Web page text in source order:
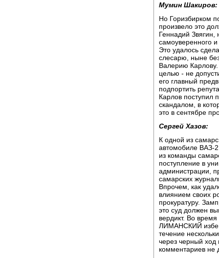
Мумин Шакиров:
Но Горизбирком
произвело это
Геннадий
самоуверенного
Это удалось
слесарю, ныне
Валерию Карлову.
целью - не
его главный
подпортить
Карлов поступил
скандалом, в
это в сентябре
Сергей Хазов:
К одной из
автомобиле ВАЗ-
из команды
поступление в
администрации,
самарских
Впрочем, как
влиянием своих
прокуратуру.
это суд должен
вердикт. Во
ЛИМАНСКИЙ
течение
через черный ход
комментариев не